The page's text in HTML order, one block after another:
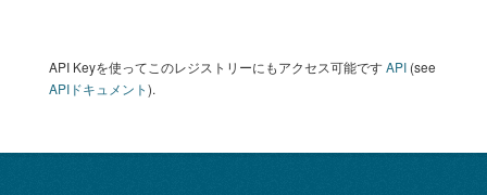
API Keyを使ってこのレジストリーにもアクセス可能ですAPI (see
APIドキュメント).